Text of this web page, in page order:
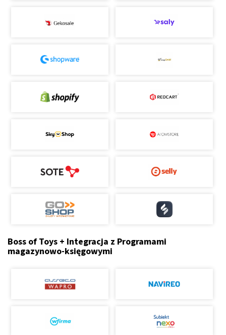
Boss of Toys + Integracja z Programami
magazynowo-księgowymi